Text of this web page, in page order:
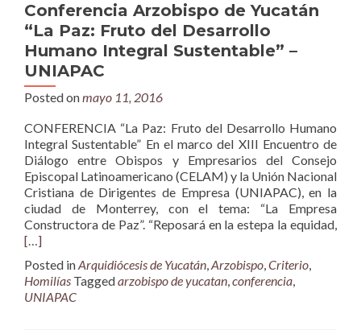
Conferencia Arzobispo de Yucatán
“La Paz: Fruto del Desarrollo
Humano Integral Sustentable” –
UNIAPAC
Posted onmayo 11, 2016
CONFERENCIA “La Paz: Fruto del Desarrollo Humano
Integral Sustentable” En el marco del XIII Encuentro de
Diálogo entre Obispos y Empresarios del Consejo
Episcopal Latinoamericano (CELAM) y la Unión Nacional
Cristiana de Dirigentes de Empresa (UNIAPAC), en la
ciudad de Monterrey, con el tema: “La Empresa
Constructora de Paz”. “Reposará en la estepa la equidad,
[…]
Posted inArquidiócesis de Yucatán,Arzobispo,Criterio,
Homilías Taggedarzobispo de yucatan,conferencia,
UNIAPAC